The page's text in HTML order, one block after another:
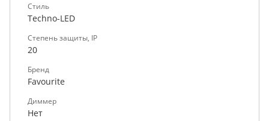
Стиль
Techno-LED
Степень защиты, IP
20
Бренд
Favourite
Диммер
Нет